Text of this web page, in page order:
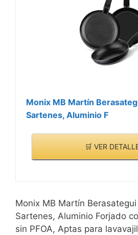
Monix MB Martín
Sartenes, Aluminio F
🛒 VER
Monix MB Martín
Sartenes, Aluminio Forjado
sin PFOA, Aptas para